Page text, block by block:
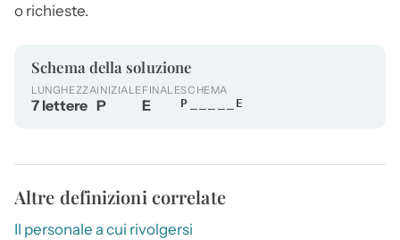
o richieste.
Schema della soluzione
LUNGHEZZA
7 lettere
INIZIALE
P
FINALE
E
SCHEMA
P_____E
Altre definizioni correlate
Il personale a cui rivolgersi